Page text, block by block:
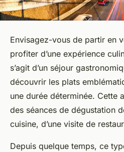
Envisagez-vous de partir en
profiter d’une expérience
s’agit d’un séjour
découvrir les plats
une durée déterminée. Cette
des séances de dégustation
cuisine, d’une visite de
Depuis quelque temps, ce